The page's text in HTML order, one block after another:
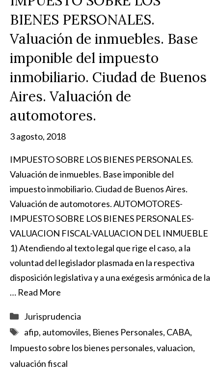
BIENES PERSONALES.
Valuación de inmuebles. Base
imponible del impuesto
inmobiliario. Ciudad de Buenos
Aires. Valuación de
automotores.
3 agosto, 2018
IMPUESTO SOBRE LOS BIENES PERSONALES.
Valuación de inmuebles. Base imponible del
impuesto inmobiliario. Ciudad de Buenos Aires.
Valuación de automotores. AUTOMOTORES-
IMPUESTO SOBRE LOS BIENES PERSONALES-
VALUACION FISCAL-VALUACION DEL INMUEBLE
1) Atendiendo al texto legal que rige el caso, a la
voluntad del legislador plasmada en la respectiva
disposición legislativa y a una exégesis armónica de la
… Read More
Categorías
Jurisprudencia
Etiquetas
afip, automoviles, Bienes Personales, CABA,
Impuesto sobre los bienes personales,valuacion,
valuación fiscal